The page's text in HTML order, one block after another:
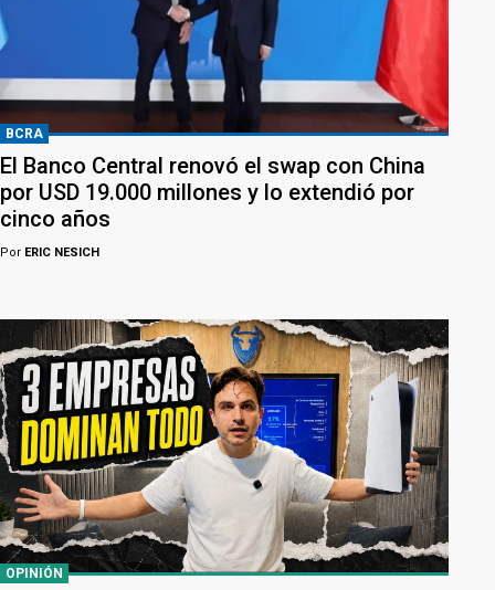
BCRA
El Banco Central renovó el swap con China
por USD 19.000 millones y lo extendió por
cinco años
Por ERIC NESICH
OPINIÓN